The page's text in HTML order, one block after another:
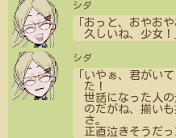
シダ
「おっと、おやおや
久しいね、少女！
シダ
「いやぁ、君がい
た！
世話になった人
のだがね、揃い
さ。
正直泣きそうだっ